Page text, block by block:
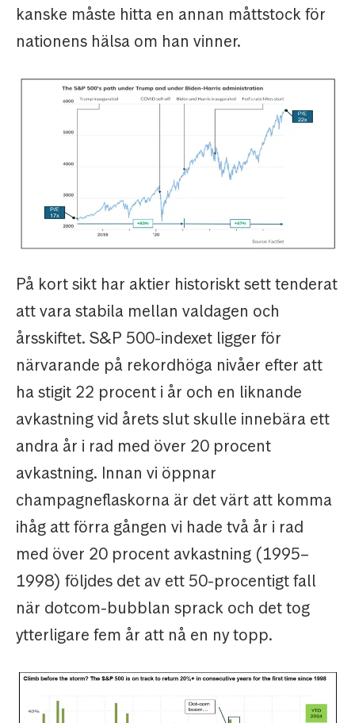
kanske måste hitta en annan måttstock för
nationens hälsa om han vinner.
På kort sikt har aktier historiskt sett tenderat
att vara stabila mellan valdagen och
årsskiftet. S&P 500-indexet ligger för
närvarande på rekordhöga nivåer efter att
ha stigit 22 procent i år och en liknande
avkastning vid årets slut skulle innebära ett
andra år i rad med över 20 procent
avkastning. Innan vi öppnar
champagneflaskorna är det värt att komma
ihåg att förra gången vi hade två år i rad
med över 20 procent avkastning (1995–
1998) följdes det av ett 50-procentigt fall
när dotcom-bubblan sprack och det tog
ytterligare fem år att nå en ny topp.